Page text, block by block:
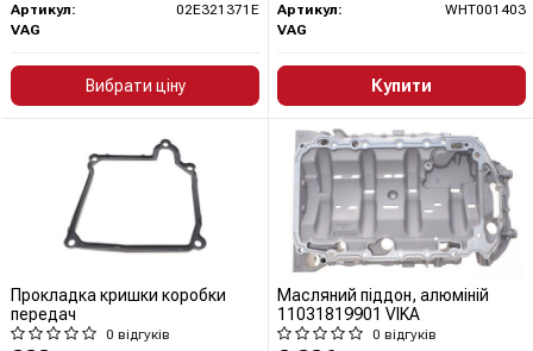
Артикул:
02E321371E
VAG
Вибрати ціну
Артикул:
WHT001403
VAG
Купити
Прокладка кришки коробки
передач
0 відгуків
Масляний піддон, алюміній
11031819901 VIKA
0 відгуків